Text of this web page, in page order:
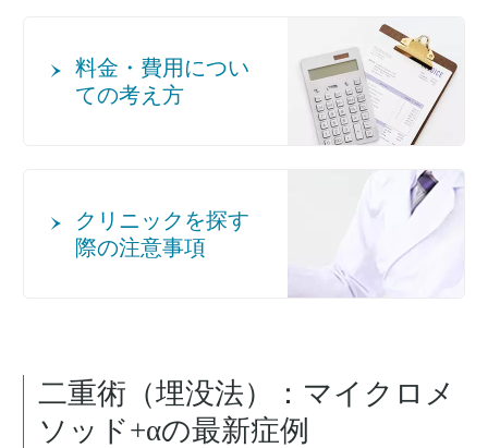
料金・費用につい
ての考え方
クリニックを探す
際の注意事項
二重術（埋没法）：マイクロメ
ソッド+αの最新症例